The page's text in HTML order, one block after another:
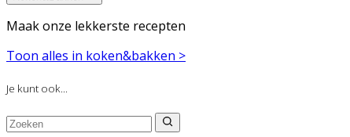
Maak onze lekkerste recepten
Toon alles in koken&bakken >
Je kunt ook...